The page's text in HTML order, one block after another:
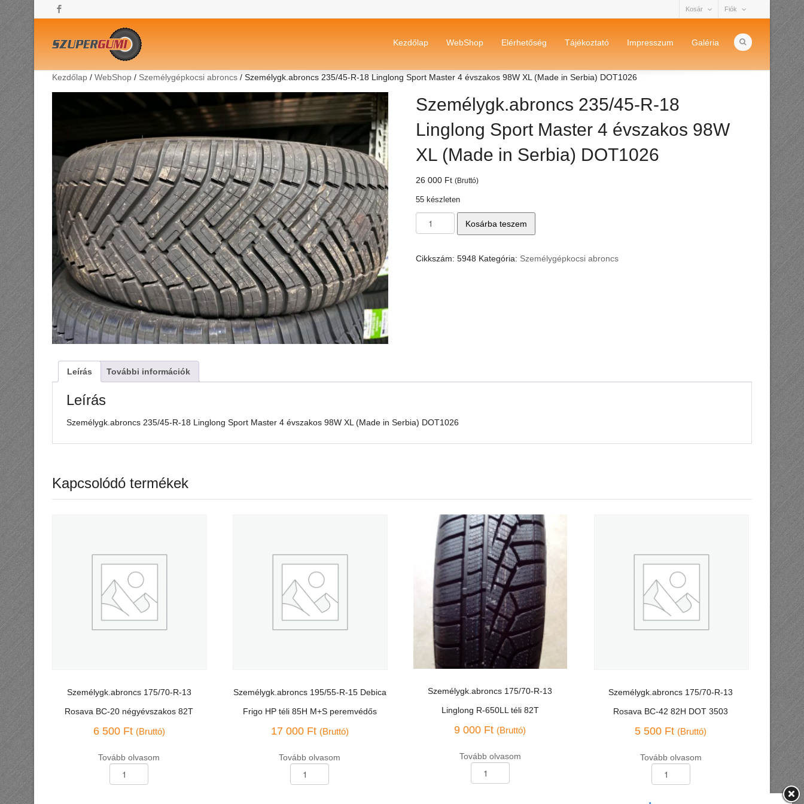
Kosár Fiók
Kezdőlap WebShop Elérhetőség Tájékoztató Impresszum Galéria
Kezdőlap / WebShop / Személygépkocsi abroncs / Személygk.abroncs 235/45-R-18 Linglong Sport Master 4 évszakos 98W XL (Made in Serbia) DOT1026
Személygk.abroncs 235/45-R-18
Linglong Sport Master 4 évszakos 98W
XL (Made in Serbia) DOT1026
26 000 Ft (Bruttó)
55 készleten
235/45-
18
DOT1026
Kosárba teszem
Cikkszám:5948 Kategória: Személygépkocsi abroncs
Leírás További információk
Leírás
Személygk.abroncs 235/45-R-18 Linglong Sport Master 4 évszakos 98W XL (Made in Serbia) DOT1026
Kapcsolódó termékek
Személygk.abroncs 175/70-R-13
Rosava BC-20 négyévszakos 82T
6 500 Ft (Bruttó)
Tovább olvasom
Személygk.abroncs
Személygk.abroncs 195/55-R-15 Debica
Frigo HP téli 85H M+S peremvédős
17 000 Ft (Bruttó)
Tovább olvasom
Személygk.abroncs
Személygk.abroncs 175/70-R-13
Linglong R-650LL téli 82T
9 000 Ft (Bruttó)
Tovább olvasom
Személygk.abroncs
Személygk.abroncs 175/70-R-13
Rosava BC-42 82H DOT 3503
5 500 Ft (Bruttó)
Tovább olvasom
Személygk.abroncs